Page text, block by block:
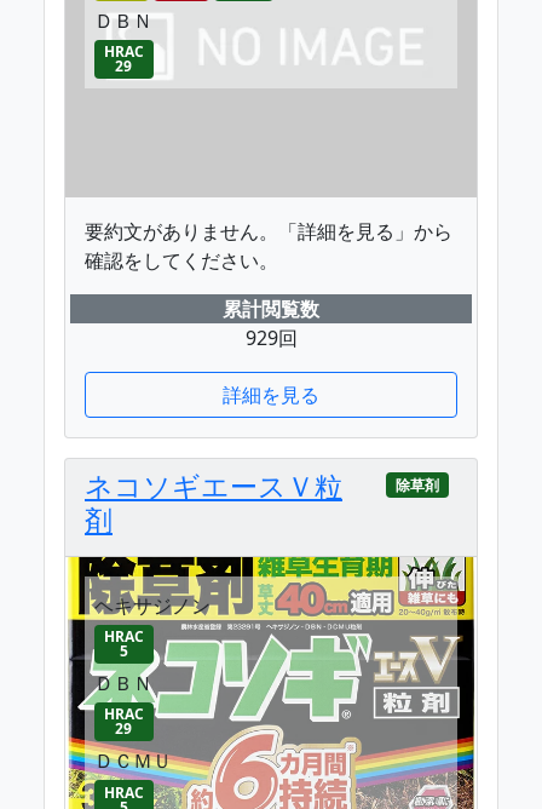
ＤＢＮ
HRAC
29
要約文がありません。「詳細を見る」から
確認をしてください。
累計閲覧数
929回
詳細を見る
ネコソギエースＶ粒
剤
除草剤
ヘキサジノン
HRAC
5
ＤＢＮ
HRAC
29
ＤＣＭＵ
HRAC